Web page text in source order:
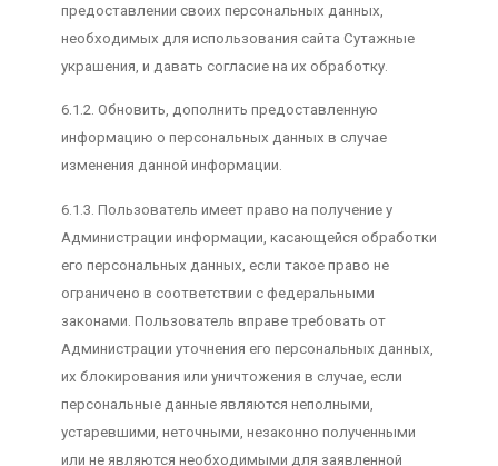
предоставлении своих персональных данных,
необходимых для использования сайта Сутажные
украшения, и давать согласие на их обработку.
6.1.2. Обновить, дополнить предоставленную
информацию о персональных данных в случае
изменения данной информации.
6.1.3. Пользователь имеет право на получение у
Администрации информации, касающейся обработки
его персональных данных, если такое право не
ограничено в соответствии с федеральными
законами. Пользователь вправе требовать от
Администрации уточнения его персональных данных,
их блокирования или уничтожения в случае, если
персональные данные являются неполными,
устаревшими, неточными, незаконно полученными
или не являются необходимыми для заявленной